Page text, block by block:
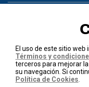
©
Todos
El uso de este sitio
Términos y
terceros para mejorar
su navegación. Si
Política de Cookies